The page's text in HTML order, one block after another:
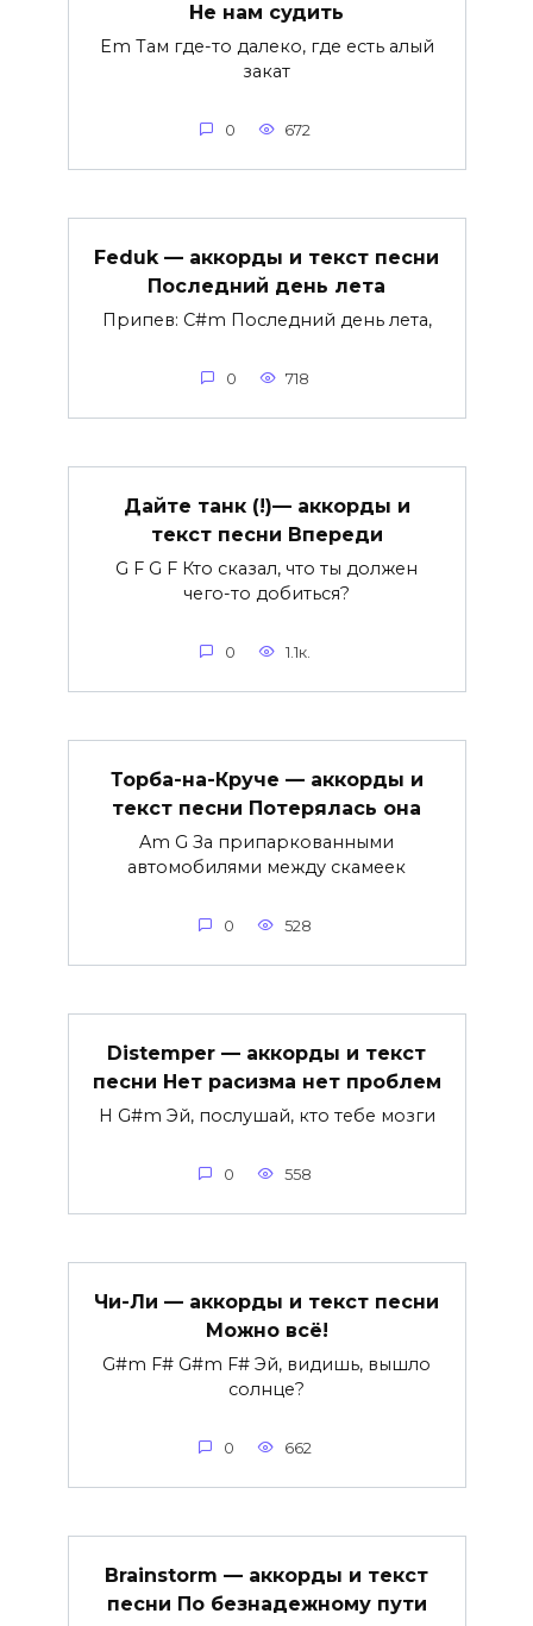
Не нам судить
Em Там где-то далеко, где есть алый
закат
0 672
Feduk — аккорды и текст песни
Последний день лета
Припев: C#m Последний день лета,
0 718
Дайте танк (!)— аккорды и
текст песни Впереди
G F G F Кто сказал, что ты должен
чего-то добиться?
0 1.1к.
Торба-на-Круче — аккорды и
текст песни Потерялась она
Am G За припаркованными
автомобилями между скамеек
0 528
Distemper — аккорды и текст
песни Нет расизма нет проблем
H G#m Эй, послушай, кто тебе мозги
0 558
Чи-Ли — аккорды и текст песни
Можно всё!
G#m F# G#m F# Эй, видишь, вышло
солнце?
0 662
Brainstorm — аккорды и текст
песни По безнадежному пути